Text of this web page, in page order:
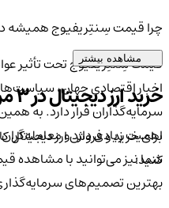
چرا قیمت سِنتِریفیوج همیشه
قیمت سِنتِریفیوج تحت تأثیر
اخبار اقتصادی جهان،
سرمایه‌گذاران قرار دارد. به
اهمیت زیادی دارد و
شما نیز می‌توانید با مشاهده
بهترین تصمیم‌های سرمایه‌گذاری
مشاهده بیشتر
خرید ارز دیجیتال در 3 مرحله ساده
برای خرید و فروش ارز دیجیتال
کنید: